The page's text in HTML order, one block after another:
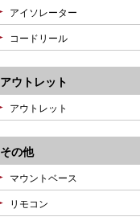
アイソレーター
コードリール
アウトレット
アウトレット
その他
マウントベース
リモコン